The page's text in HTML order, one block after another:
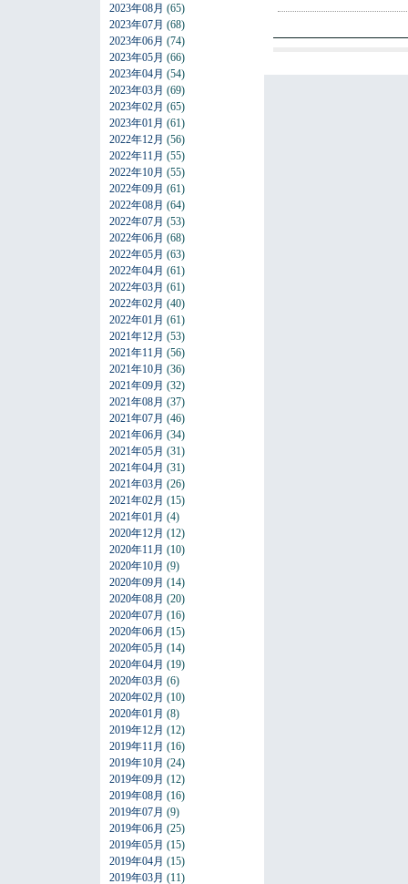
2023年08月 (65)
2023年07月 (68)
2023年06月 (74)
2023年05月 (66)
2023年04月 (54)
2023年03月 (69)
2023年02月 (65)
2023年01月 (61)
2022年12月 (56)
2022年11月 (55)
2022年10月 (55)
2022年09月 (61)
2022年08月 (64)
2022年07月 (53)
2022年06月 (68)
2022年05月 (63)
2022年04月 (61)
2022年03月 (61)
2022年02月 (40)
2022年01月 (61)
2021年12月 (53)
2021年11月 (56)
2021年10月 (36)
2021年09月 (32)
2021年08月 (37)
2021年07月 (46)
2021年06月 (34)
2021年05月 (31)
2021年04月 (31)
2021年03月 (26)
2021年02月 (15)
2021年01月 (4)
2020年12月 (12)
2020年11月 (10)
2020年10月 (9)
2020年09月 (14)
2020年08月 (20)
2020年07月 (16)
2020年06月 (15)
2020年05月 (14)
2020年04月 (19)
2020年03月 (6)
2020年02月 (10)
2020年01月 (8)
2019年12月 (12)
2019年11月 (16)
2019年10月 (24)
2019年09月 (12)
2019年08月 (16)
2019年07月 (9)
2019年06月 (25)
2019年05月 (15)
2019年04月 (15)
2019年03月 (11)